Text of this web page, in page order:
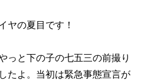
ヤの夏目です！
っと下の子の七五三の前撮り
たよ。当初は緊急事態宣言が